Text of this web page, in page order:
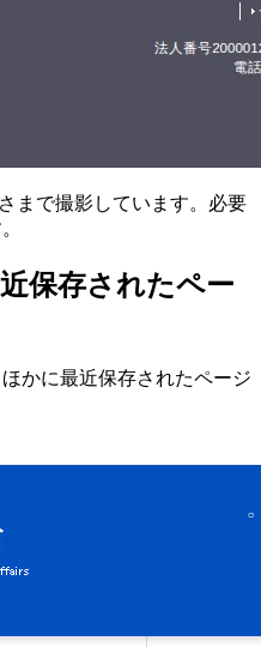
まで撮影しています。必要
保存されたペー
かに最近保存されたページ